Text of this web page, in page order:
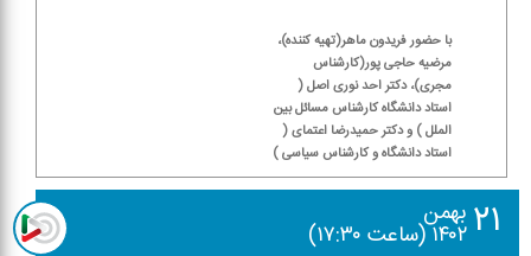
با حضور فریدون ماهر(تهیه كننده)،
مرضیه حاجی پور(كارشناس
مجری)، دكتر احد نوری اصل (
استاد دانشگاه كارشناس مسائل بین
الملل ) و دكتر حمیدرضا اعتمای (
استاد دانشگاه و كارشناس سیاسی )
۲۱ بهمن
۱۴۰۲ (ساعت ۱۷:۳۰)